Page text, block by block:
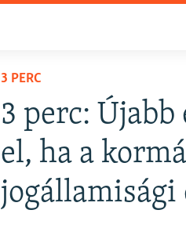
3 PERC
3 perc:
el, ha a
jogállamisági